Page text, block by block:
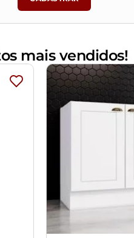
seco. Evitar exposição
eletros.
do tratamento de imagens e
alguma avaria não
entrada ou portaria do
de produtos, bem
casas ou escritórios.
mais vendidos!